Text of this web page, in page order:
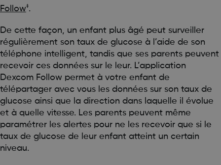
Follow‡.
De cette façon, un enfant plus âgé peut surveiller
régulièrement son taux de glucose à l’aide de son
téléphone intelligent, tandis que ses parents peuvent
recevoir ces données sur le leur. L’application
Dexcom Follow permet à votre enfant de
télépartager avec vous les données sur son taux de
glucose ainsi que la direction dans laquelle il évolue
et à quelle vitesse. Les parents peuvent même
paramétrer les alertes pour ne les recevoir que si le
taux de glucose de leur enfant atteint un certain
niveau.